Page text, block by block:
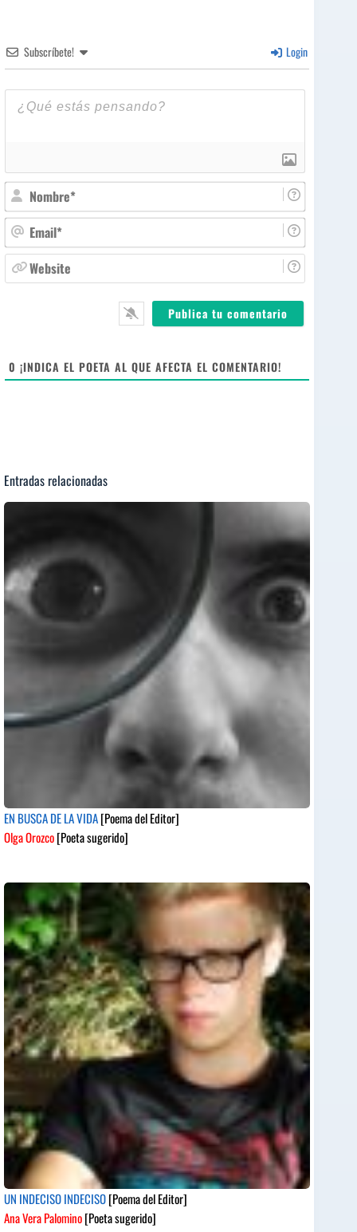
Subscríbete! Login
N
o
m
b
r
E
m
a
ie
0 ¡INDICA EL POETA AL QUE AFECTA EL COMENTARIO!
Entradas relacionadas
EN BUSCA DE LA VIDA[Poema del Editor]
Olga Orozco[Poeta sugerido]
UN INDECISO INDECISO[Poema del Editor]
Ana Vera Palomino[Poeta sugerido]